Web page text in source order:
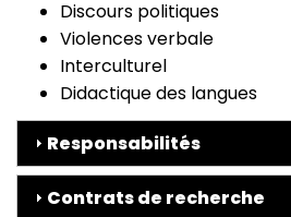
Discours politiques
Violences verbale
Interculturel
Didactique des langues
Responsabilités
Contrats de recherche